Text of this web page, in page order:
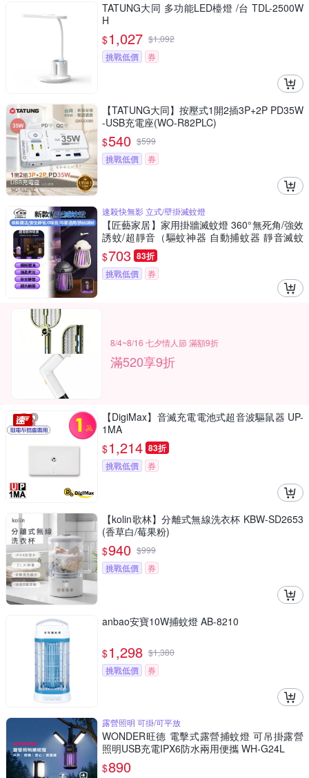
TATUNG大同 多功能LED檯燈 /台 TDL-2500W
H
$1,027 $1,092
挑戰低價
券
【TATUNG大同】按壓式1開2插3P+2P PD35W
-USB充電座(WO-R82PLC)
$540 $599
挑戰低價
券
速殺快無影 立式/壁掛滅蚊燈
【匠藝家居】家用掛牆滅蚊燈 360°無死角/強效
誘蚊/超靜音（驅蚊神器 自動捕蚊器 靜音滅蚊
燈）白色充電款
$703 83折
挑戰低價 券
8/4~8/16 七夕情人節 滿額9折
滿520享9折
【DigiMax】音滅充電電池式超音波驅鼠器 UP-
1MA
$1,214 83折
挑戰低價 券
【kolin歌林】分離式無線洗衣杯 KBW-SD2653
(香草白/莓果粉)
$940 $999
挑戰低價
券
anbao安寶10W捕蚊燈 AB-8210
$1,298 $1,380
挑戰低價
券
露營照明 可掛/可平放
WONDER旺德 電擊式露營捕蚊燈 可吊掛露營
照明USB充電IPX6防水兩用便攜 WH-G24L
$890